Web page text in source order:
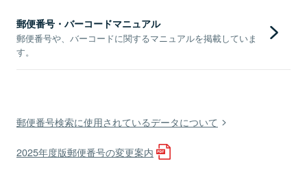
郵便番号・バーコードマニュアル
郵便番号や、バーコードに関するマニュアルを掲載していま
す。
郵便番号検索に使用されているデータについて
2025年度版郵便番号の変更案内